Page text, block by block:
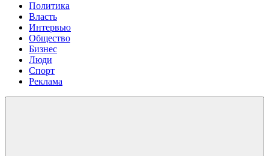
Политика
Власть
Интервью
Общество
Бизнес
Люди
Спорт
Реклама